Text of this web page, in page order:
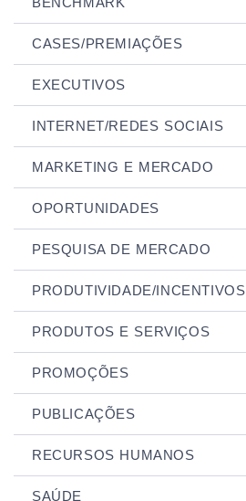
CASES/PREMIAÇÕES
EXECUTIVOS
INTERNET/REDES SOCIAIS
MARKETING E MERCADO
OPORTUNIDADES
PESQUISA DE MERCADO
PRODUTIVIDADE/INCENTIVOS
PRODUTOS E SERVIÇOS
PROMOÇÕES
PUBLICAÇÕES
RECURSOS HUMANOS
SAÚDE